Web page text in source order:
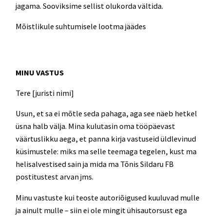
jagama. Sooviksime sellist olukorda vältida.
Mõistlikule suhtumisele lootma jäädes
MINU VASTUS
Tere [juristi nimi]
Usun, et sa ei mõtle seda pahaga, aga see näeb hetkel
üsna halb välja. Mina kulutasin oma tööpäevast
väärtuslikku aega, et panna kirja vastuseid üldlevinud
küsimustele: miks ma selle teemaga tegelen, kust ma
helisalvestised sain ja mida ma Tõnis Sildaru FB
postitustest arvan jms.
Minu vastuste kui teoste autoriõigused kuuluvad mulle
ja ainult mulle – siin ei ole mingit ühisautorsust ega